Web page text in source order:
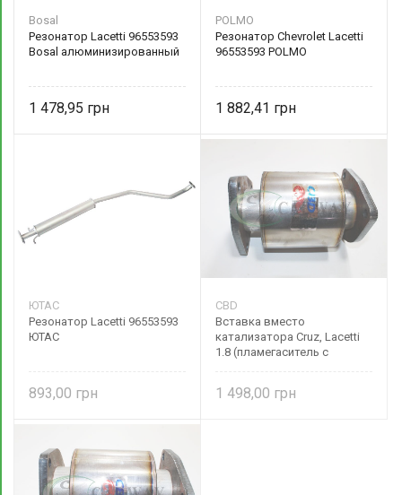
Bosal
Резонатор Lacetti 96553593
Bosal алюминизированный
1 478,95
POLMO
Резонатор Chevrolet Lacetti
96553593 POLMO
1 882,41
ЮТАС
Резонатор Lacetti 96553593
ЮТАС
893,00
CBD
Вставка вместо
катализатора Cruz, Lacetti
1.8 (пламегаситель с
1 498,00